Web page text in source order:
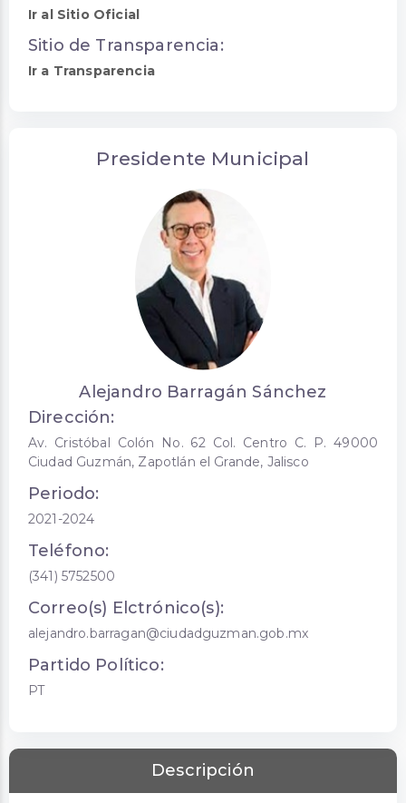
Descripción
Ir al Sitio Oficial
Sitio de Transparencia:
Ir a Transparencia
Presidente Municipal
Alejandro Barragán Sánchez
Dirección:
Av. Cristóbal Colón No. 62 Col. Centro C. P. 49000
Ciudad Guzmán, Zapotlán el Grande, Jalisco
Periodo:
2021-2024
Teléfono:
(341) 5752500
Correo(s) Elctrónico(s):
alejandro.barragan@ciudadguzman.gob.mx
Partido Político:
PT